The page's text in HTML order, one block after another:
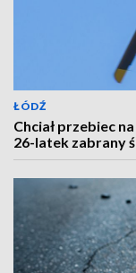
ŁÓDŹ
Chciał przebiec
26-latek zabrany